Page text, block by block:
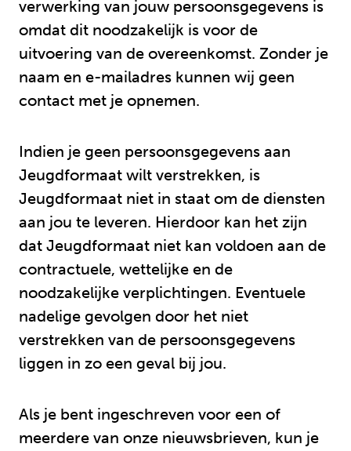
verwerking van jouw persoonsgegevens is
omdat dit noodzakelijk is voor de
uitvoering van de overeenkomst. Zonder je
naam en e-mailadres kunnen wij geen
contact met je opnemen.
Indien je geen persoonsgegevens aan
Jeugdformaat wilt verstrekken, is
Jeugdformaat niet in staat om de diensten
aan jou te leveren. Hierdoor kan het zijn
dat Jeugdformaat niet kan voldoen aan de
contractuele, wettelijke en de
noodzakelijke verplichtingen. Eventuele
nadelige gevolgen door het niet
verstrekken van de persoonsgegevens
liggen in zo een geval bij jou.
Als je bent ingeschreven voor een of
meerdere van onze nieuwsbrieven, kun je